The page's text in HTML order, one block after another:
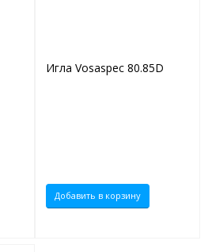
Игла Vosaspec 80.85D
Добавить в корзину